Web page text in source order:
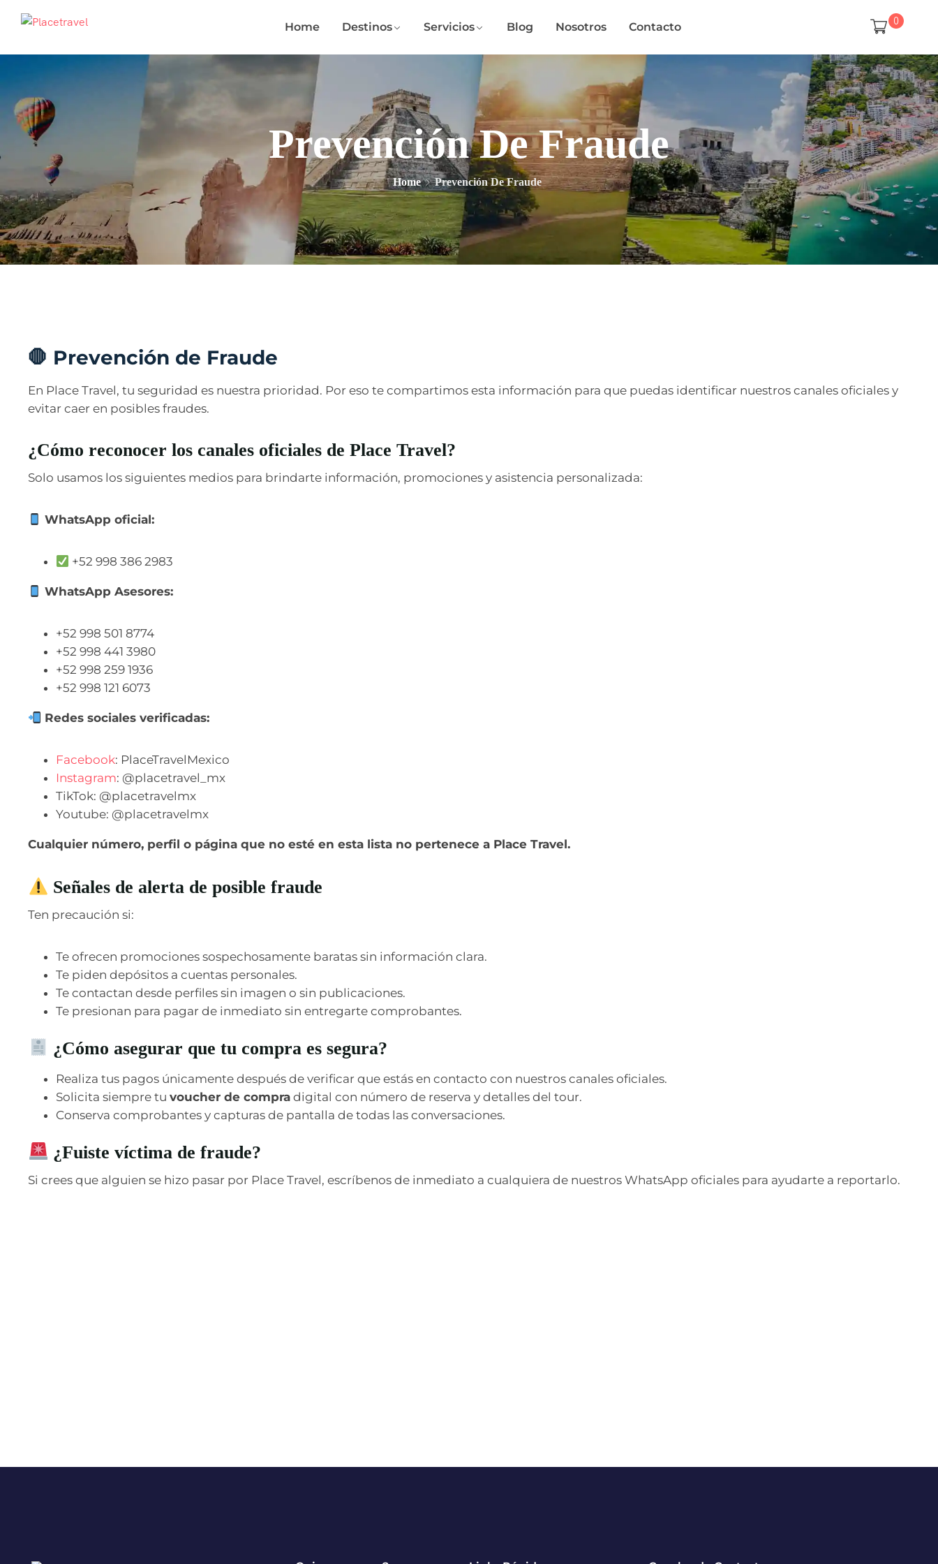
Home Destinos Servicios Blog Nosotros Contacto 0
Prevención De Fraude
Home Prevención De Fraude
🛑 Prevención de Fraude
En Place Travel, tu seguridad es nuestra prioridad. Por eso te compartimos esta información para que puedas identificar nuestros canales oficiales y
evitar caer en posibles fraudes.
¿Cómo reconocer los canales oficiales de Place Travel?
Solo usamos los siguientes medios para brindarte información, promociones y asistencia personalizada:
WhatsApp oficial:
+52 998 386 2983
WhatsApp Asesores:
+52 998 501 8774
+52 998 441 3980
+52 998 259 1936
+52 998 121 6073
Redes sociales verificadas:
Facebook: PlaceTravelMexico
Instagram: @placetravel_mx
TikTok: @placetravelmx
Youtube: @placetravelmx
Cualquier número, perfil o página que no esté en esta lista no pertenece a Place Travel.
Señales de alerta de posible fraude
Ten precaución si:
Te ofrecen promociones sospechosamente baratas sin información clara.
Te piden depósitos a cuentas personales.
Te contactan desde perfiles sin imagen o sin publicaciones.
Te presionan para pagar de inmediato sin entregarte comprobantes.
¿Cómo asegurar que tu compra es segura?
Realiza tus pagos únicamente después de verificar que estás en contacto con nuestros canales oficiales.
Solicita siempre tu voucher de compra digital con número de reserva y detalles del tour.
Conserva comprobantes y capturas de pantalla de todas las conversaciones.
¿Fuiste víctima de fraude?
Si crees que alguien se hizo pasar por Place Travel, escríbenos de inmediato a cualquiera de nuestros WhatsApp oficiales para ayudarte a reportarlo.